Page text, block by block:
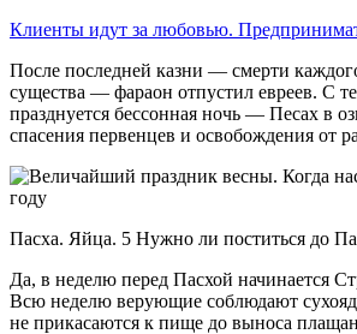
Клиенты идут за любовью.
После последней казни — смерти
существа — фараон отпустил евреев. С
празднуется бессонная ночь — Песах в
спасения первенцев и освобождения от
Пасха. Яйца. 5 Нужно ли поститься до
Да, в неделю перед Пасхой начинается
Всю неделю верующие соблюдают
не прикасаются к пище до выноса